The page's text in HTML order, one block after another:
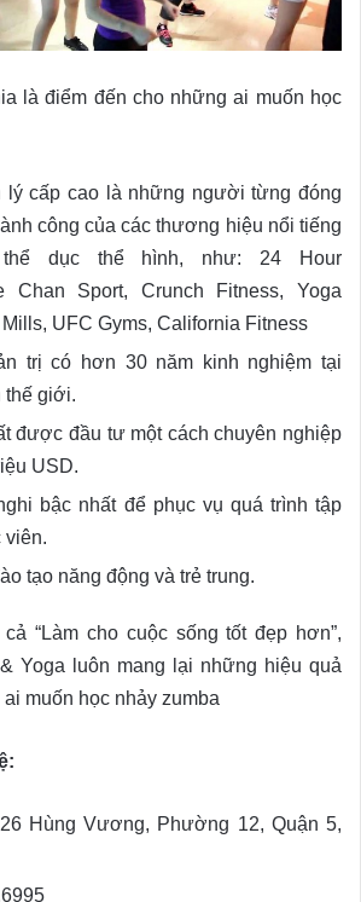
là điểm đến cho những ai muốn học
lý cấp cao là những người từng đóng
công của các thương hiệu nổi tiếng
dục thể hình, như: 24 Hour
Chan Sport, Crunch Fitness, Yoga
UFC Gyms, California Fitness
trị có hơn 30 năm kinh nghiệm tại
thế giới.
được đầu tư một cách chuyên nghiệp
USD.
bậc nhất để phục vụ quá trình tập
viên.
tạo năng động và trẻ trung.
“Làm cho cuộc sống tốt đẹp hơn”,
Yoga luôn mang lại những hiệu quả
muốn học nhảy zumba
Hùng Vương, Phường 12, Quận 5,